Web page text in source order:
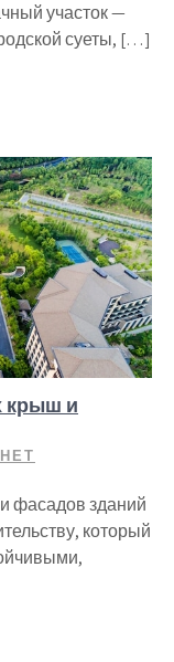
участок —
суеты, […]
крыш и
фасадов зданий
который